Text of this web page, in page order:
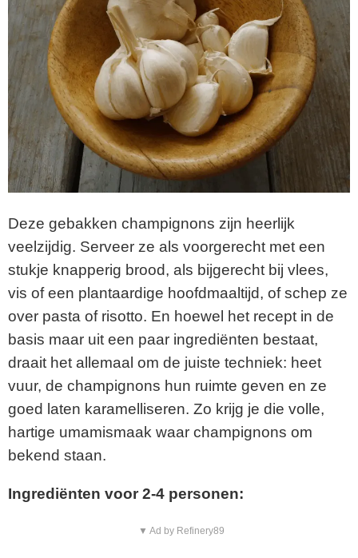
Deze gebakken champignons zijn heerlijk
veelzijdig. Serveer ze als voorgerecht met een
stukje knapperig brood, als bijgerecht bij vlees,
vis of een plantaardige hoofdmaaltijd, of schep ze
over pasta of risotto. En hoewel het recept in de
basis maar uit een paar ingrediënten bestaat,
draait het allemaal om de juiste techniek: heet
vuur, de champignons hun ruimte geven en ze
goed laten karamelliseren. Zo krijg je die volle,
hartige umamismaak waar champignons om
bekend staan.
Ingrediënten voor 2-4 personen:
▼ Ad by Refinery89